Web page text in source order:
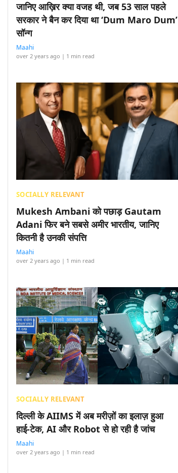
जानिए आख़िर क्या वजह थी, जब 53 साल पहले
सरकार ने बैन कर दिया था ‘Dum Maro Dum’
सॉन्ग
Maahi
over 2 years ago | 1 min read
SOCIALLY RELEVANT
Mukesh Ambani को पछाड़ Gautam
Adani फिर बने सबसे अमीर भारतीय, जानिए
कितनी है उनकी संपत्ति
Maahi
over 2 years ago | 1 min read
SOCIALLY RELEVANT
दिल्ली के AIIMS में अब मरीज़ों का इलाज़ हुआ
हाई-टेक, AI और Robot से हो रही है जांच
Maahi
over 2 years ago | 1 min read